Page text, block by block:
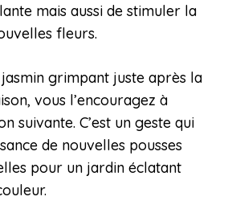
mais aussi de stimuler la
fleurs.
grimpant juste après la
vous l’encouragez à
suivante. C’est un geste qui
de nouvelles pousses
pour un jardin éclatant